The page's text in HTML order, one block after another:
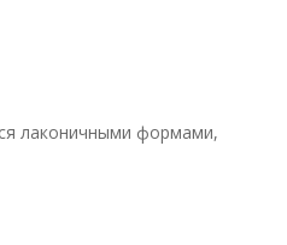
лаконичными формами,